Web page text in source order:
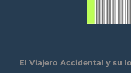
El Viajero Accidental y su